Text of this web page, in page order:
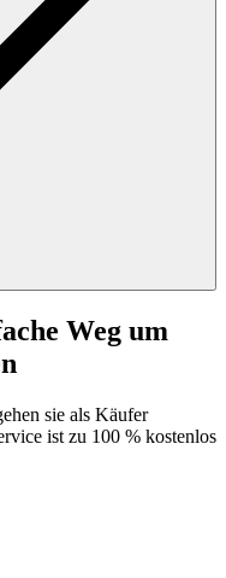
Weg um
sie als Käufer
ist zu 100 % kostenlos